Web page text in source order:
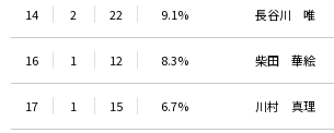
14 2 22 9.1% 長谷川 唯
16 1 12 8.3% 柴田 華絵
17 1 15 6.7% 川村 真理